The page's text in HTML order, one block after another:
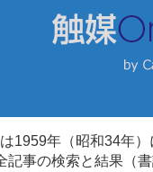
1959年（昭和34年
記事の検索と結果（